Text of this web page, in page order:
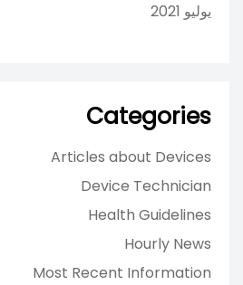
يوليو 2021
Categories
Articles about Devices
Device Technician
Health Guidelines
Hourly News
Most Recent Information